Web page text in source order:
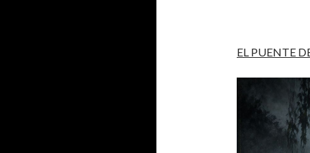
EL PUENTE